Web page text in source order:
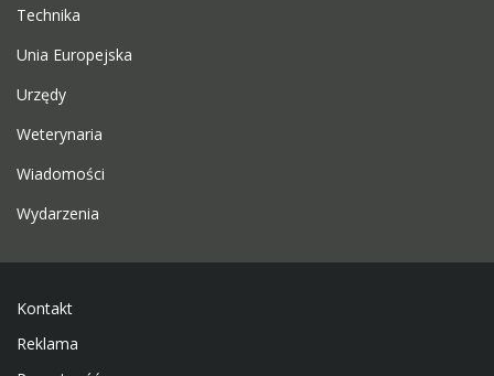
Technika
Unia Europejska
Urzędy
Weterynaria
Wiadomości
Wydarzenia
Kontakt
Reklama